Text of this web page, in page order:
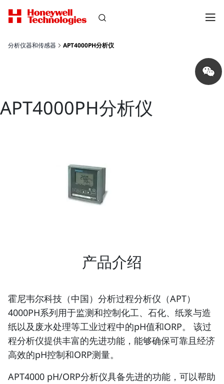
分析仪器和传感器 APT4000PH分析仪
Share
on
wechat
APT4000PH分析仪
产品介绍
霍尼韦尔科技（中国）分析过程分析仪（APT）
4000PH系列用于监测和控制化工、石化、纸浆与造
纸以及废水处理等工业过程中的pH值和ORP。 该过
程分析仪提供丰富的先进功能，能够确保可靠且经济
高效的pH控制和ORP测量。
APT4000 pH/ORP分析仪具备先进的功能，可以帮助